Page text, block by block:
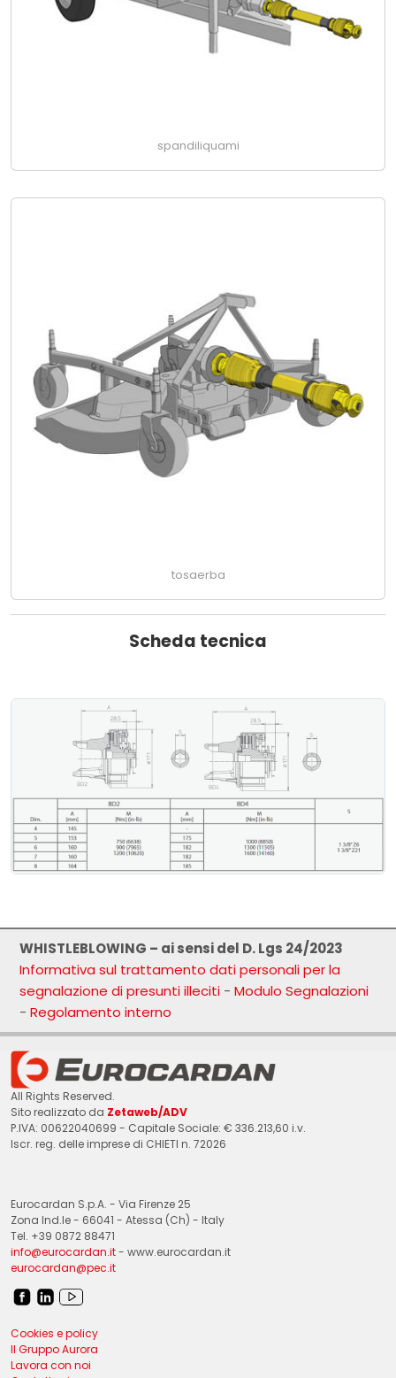
spandiliquami
tosaerba
Scheda tecnica
WHISTLEBLOWING – ai sensi del D. Lgs 24/2023
Informativa sul trattamento dati personali per la
segnalazione di presunti illeciti - Modulo Segnalazioni
- Regolamento interno
All Rights Reserved.
Sito realizzato da Zetaweb/ADV
P.IVA: 00622040699 - Capitale Sociale: € 336.213,60 i.v.
Iscr. reg. delle imprese di CHIETI n. 72026
Eurocardan S.p.A. - Via Firenze 25
Zona Ind.le - 66041 - Atessa (Ch) - Italy
Tel. +39 0872 88471
info@eurocardan.it- www.eurocardan.it
eurocardan@pec.it
Cookies e policy
Il Gruppo Aurora
Lavora con noi